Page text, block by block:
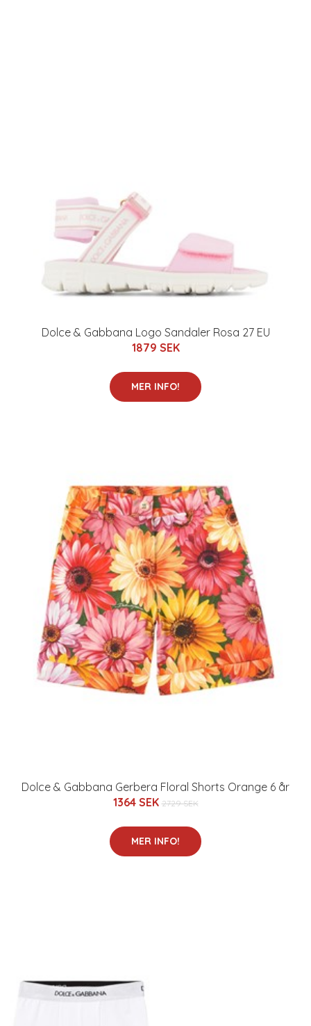
Dolce & Gabbana Logo Sandaler Rosa 27 EU
1879 SEK
MER INFO!
Dolce & Gabbana Gerbera Floral Shorts Orange 6 år
1364 SEK 2729 SEK
MER INFO!